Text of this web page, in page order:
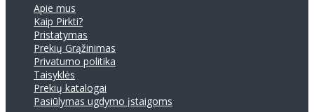
Apie mus
Kaip Pirkti?
Pristatymas
Prekių Grąžinimas
Privatumo politika
Taisyklės
Prekių katalogai
Pasiūlymas ugdymo įstaigoms